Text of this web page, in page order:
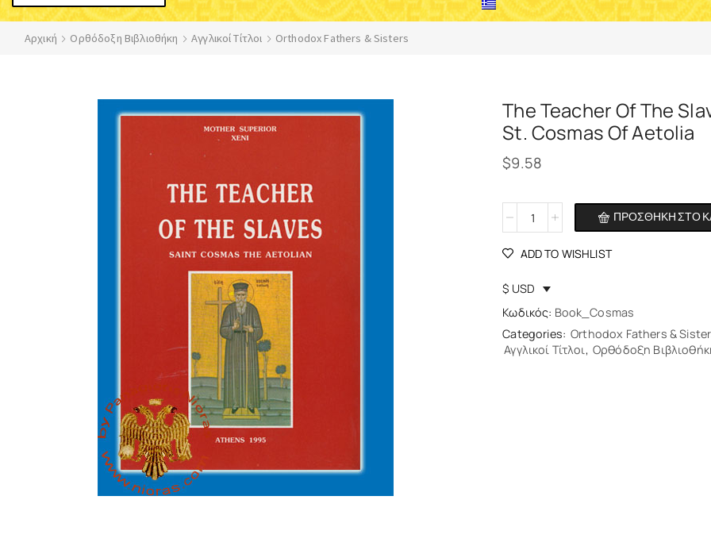
Αρχική Ορθόδοξη Βιβλιοθήκη Αγγλικοί Τίτλοι Orthodox Fathers & Sisters
The Teacher Of The
St. Cosmas Of Aetolia
$9.58
ΠΡΟΣΘΉΚΗ ΣΤΟ
Alternative:
ADD TO WISHLIST
$ USD
Κωδικός: Book_Cosmas
Categories: Orthodox Fathers &
Αγγλικοί Τίτλοι, Ορθόδοξη